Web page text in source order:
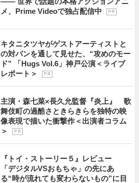
メ、Prime Videoで独占配信中
P R
キタニタツヤがゲストアーティストと
の対バンを通して見せた、“攻めのモー
ド” 「Hugs Vol.6」神戸公演＜ライブ
レポート＞
P R
主演・森七菜×長久允監督『炎上』 歌
舞伎町の過酷さときらきらを独特の映
像表現で描いた衝撃作＜出演者コラム
＞
P R
『トイ・ストーリー５』レビュー
「デジタルVSおもちゃ」の先にあ
る“時が流れても変わらないもの”に目